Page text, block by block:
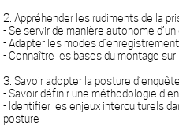
2. Appréhender les rudiments de la
- Se servir de manière autonome
- Adapter les modes
- Connaître les bases du montage
3. Savoir adopter la posture
- Savoir définir une méthodologie
- Identifier les enjeux interculturels
posture